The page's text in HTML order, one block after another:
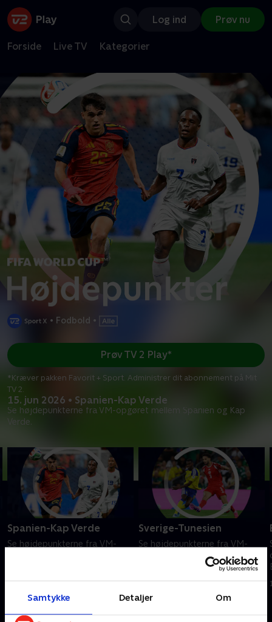
Samtykke Detaljer Om
Log ind Prøv nu
Forside Live TV Kategorier
• Fodbold •
15. jun 2026 • Spanien-Kap Verde
Se højdepunkterne fra VM-opgøret mellem Spanien og Kap
Verde.
Prøv TV 2 Play*
*Kræver pakken Favorit + Sport. Administrer dit abonnement på Mit
TV 2.
Spanien-Kap Verde
Se højdepunkterne fra VM-
15. juni 2026 • 5 min
Sverige-Tunesien
Se højdepunkterne fra VM-
opgøret mellem Sverige og
15. juni 2026 • 5 min
Andre så også